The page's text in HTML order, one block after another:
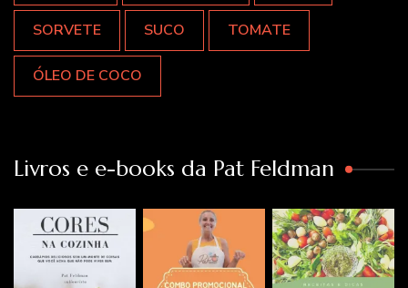
SORVETE SUCO TOMATE
ÓLEO DE COCO
Livros e e-books da Pat Feldman